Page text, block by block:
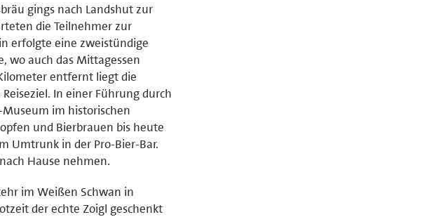
gings nach Landshut zur
die Teilnehmer zur
erfolgte eine zweistündige
wo auch das Mittagessen
entfernt liegt die
In einer Führung durch
im historischen
und Bierbrauen bis heute
Umtrunk in der Pro-Bier-Bar.
Hause nehmen.
im Weißen Schwan in
der echte Zoigl geschenkt